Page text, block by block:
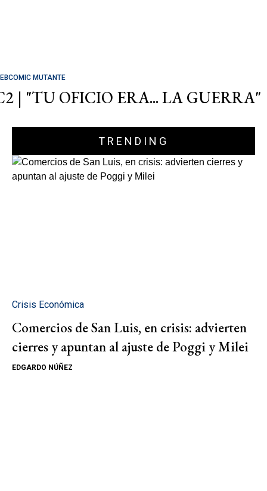
MUTANTE
| "TU OFICIO ERA... LA GUERRA"
TRENDING
Crisis Económica
Comercios de San Luis, en crisis: advierten
cierres y apuntan al ajuste de Poggi y Milei
EDGARDO NÚÑEZ